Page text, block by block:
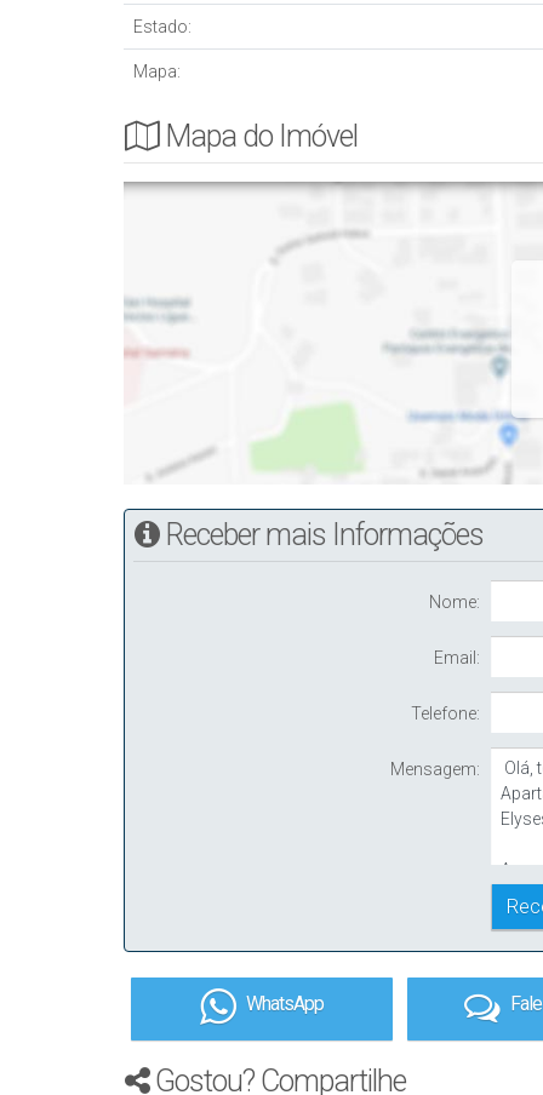
Estado:
Mapa:
Mapa do Imóvel
Receber mais Informações
Nome:
Email:
Telefone:
Mensagem:
WhatsApp
Gostou? Compartilhe